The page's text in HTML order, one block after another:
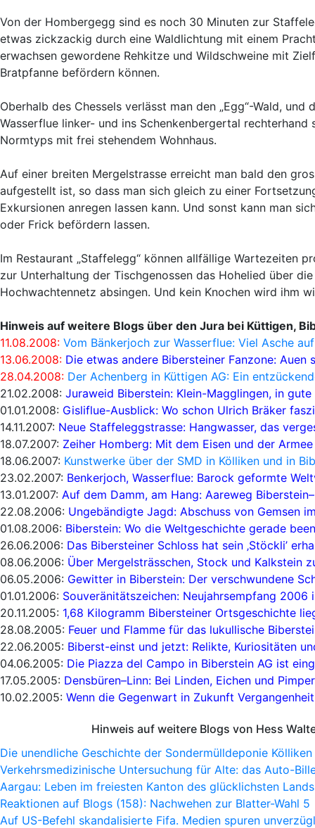
Von der Hombergegg sind es noch 30 Minuten zur
etwas zickzackig durch eine Waldlichtung mit einem
erwachsen gewordene Rehkitze und Wildschweine mit
Bratpfanne befördern können.
Oberhalb des Chessels verlässt man den „Egg“-Wald,
Wasserflue linker- und ins Schenkenbergertal
Normtyps mit frei stehendem Wohnhaus.
Auf einer breiten Mergelstrasse erreicht man bald den
aufgestellt ist, so dass man sich gleich zu einer
Exkursionen anregen lassen kann. Und sonst kann man
oder Frick befördern lassen.
Im Restaurant „Staffelegg“ können allfällige Wartezeiten
zur Unterhaltung der Tischgenossen das Hohelied über
Hochwachtennetz absingen. Und kein Knochen wird ihm
Hinweis auf weitere Blogs über den Jura bei Küttigen,
11.08.2008: Vom Bänkerjoch zur Wasserflue: Viel Asche
13.06.2008: Die etwas andere Bibersteiner Fanzone: Auen
28.04.2008: Der Achenberg in Küttigen AG: Ein
21.02.2008: Juraweid Biberstein: Klein-Magglingen, in
01.01.2008: Gisliflue-Ausblick: Wo schon Ulrich Bräker
14.11.2007: Neue Staffeleggstrasse: Hangwasser, das
18.07.2007: Zeiher Homberg: Mit dem Eisen und der
18.06.2007: Kunstwerke über der SMD in Kölliken und in
23.02.2007: Benkerjoch, Wasserflue: Barock geformte
13.01.2007: Auf dem Damm, am Hang: Aareweg
22.08.2006: Ungebändigte Jagd: Abschuss von Gemsen
01.08.2006: Biberstein: Wo die Weltgeschichte gerade
26.06.2006: Das Bibersteiner Schloss hat sein ‚Stöckli’
08.06.2006: Über Mergelsträsschen, Stock und Kalkstein
06.05.2006: Gewitter in Biberstein: Der verschwundene
01.01.2006: Souveränitätszeichen: Neujahrsempfang 2006
20.11.2005: 1,68 Kilogramm Bibersteiner Ortsgeschichte
28.08.2005: Feuer und Flamme für das lukullische
22.06.2005: Biberst-einst und jetzt: Relikte, Kuriositäten
04.06.2005: Die Piazza del Campo in Biberstein AG ist
17.05.2005: Densbüren–Linn: Bei Linden, Eichen und
10.02.2005: Wenn die Gegenwart in Zukunft
Hinweis auf weitere Blogs von Hess
Die unendliche Geschichte der Sondermülldeponie Kölliken
Verkehrsmedizinische Untersuchung für Alte: das Auto-
Aargau: Leben im freiesten Kanton des glücklichsten Lands
Reaktionen auf Blogs (158): Nachwehen zur Blatter-Wahl 5
Auf US-Befehl skandalisierte Fifa. Medien spuren